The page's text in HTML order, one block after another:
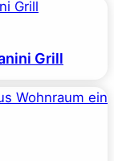
Grill